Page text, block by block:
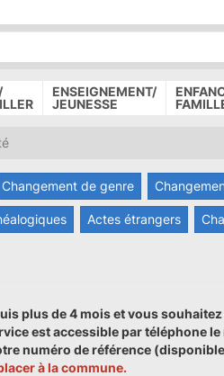
ENSEIGNEMENT/
JEUNESSE
Changement de genre
Actes étrangers
plus de 4 mois et vous
est accessible par téléphone le
numéro de référence
à la commune.